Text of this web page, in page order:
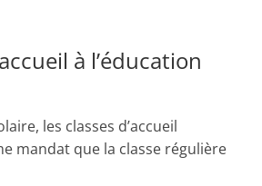
à l’éducation
les classes d’accueil
mandat que la classe régulière